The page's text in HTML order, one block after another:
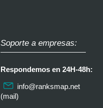
Soporte a empresas:
Respondemos en 24H-48h:
info@ranksmap.net
(mail)